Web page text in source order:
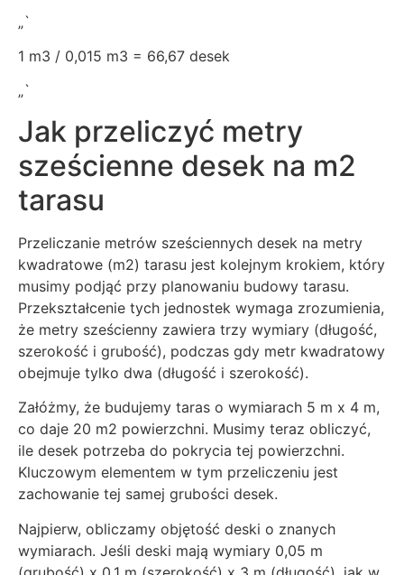
„`
1 m3 / 0,015 m3 = 66,67 desek
„`
Jak przeliczyć metry
sześcienne desek na m2
tarasu
Przeliczanie metrów sześciennych desek na metry
kwadratowe (m2) tarasu jest kolejnym krokiem, który
musimy podjąć przy planowaniu budowy tarasu.
Przekształcenie tych jednostek wymaga zrozumienia,
że metry sześcienny zawiera trzy wymiary (długość,
szerokość i grubość), podczas gdy metr kwadratowy
obejmuje tylko dwa (długość i szerokość).
Załóżmy, że budujemy taras o wymiarach 5 m x 4 m,
co daje 20 m2 powierzchni. Musimy teraz obliczyć,
ile desek potrzeba do pokrycia tej powierzchni.
Kluczowym elementem w tym przeliczeniu jest
zachowanie tej samej grubości desek.
Najpierw, obliczamy objętość deski o znanych
wymiarach. Jeśli deski mają wymiary 0,05 m